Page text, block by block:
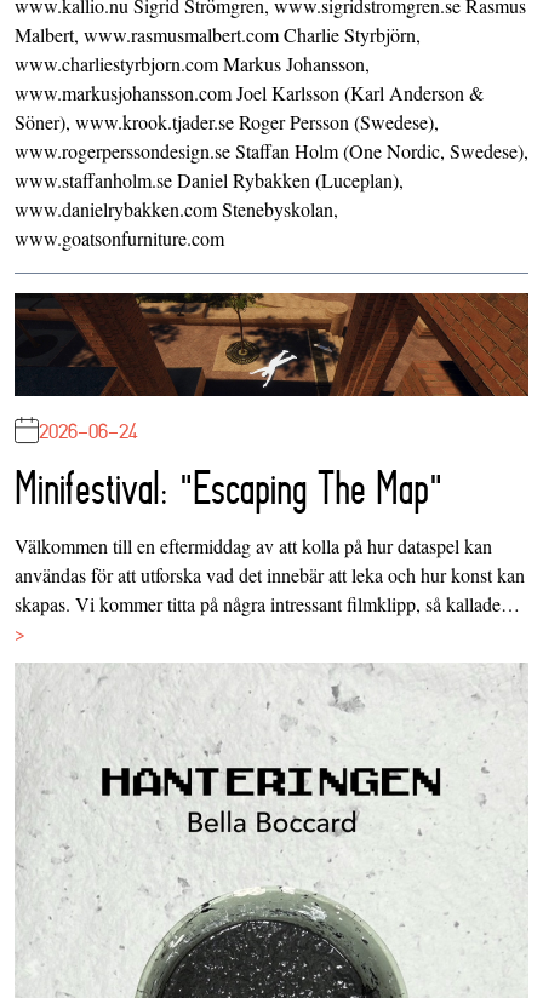
www.kallio.nu Sigrid Strömgren, www.sigridstromgren.se Rasmus
Malbert, www.rasmusmalbert.com Charlie Styrbjörn,
www.charliestyrbjorn.com Markus Johansson,
www.markusjohansson.com Joel Karlsson (Karl Anderson &
Söner), www.krook.tjader.se Roger Persson (Swedese),
www.rogerperssondesign.se Staffan Holm (One Nordic, Swedese),
www.staffanholm.se Daniel Rybakken (Luceplan),
www.danielrybakken.com Stenebyskolan,
www.goatsonfurniture.com
2026-06-24
Minifestival: "Escaping The Map"
Välkommen till en eftermiddag av att kolla på hur dataspel kan
användas för att utforska vad det innebär att leka och hur konst kan
skapas. Vi kommer titta på några intressant filmklipp, så kallade…
>